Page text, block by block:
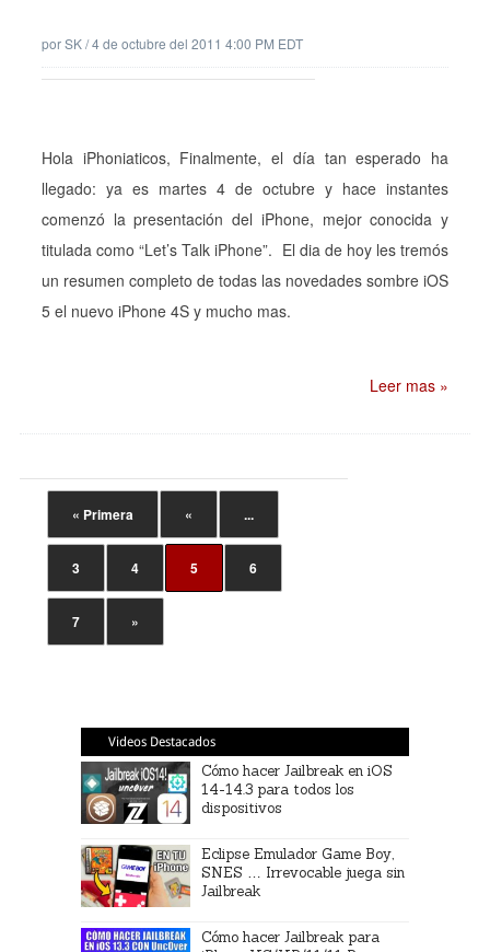
porSK/4 de octubre del 2011 4:00 PM EDT
Hola iPhoniaticos, Finalmente, el día tan esperado ha
llegado: ya es martes 4 de octubre y hace instantes
comenzó la presentación del iPhone, mejor conocida y
titulada como “Let’s Talk iPhone”. El dia de hoy les tremós
un resumen completo de todas las novedades sombre iOS
5 el nuevo iPhone 4S y mucho mas.
Leer mas »
« Primera « ...
3 4 5 6
7 »
Videos Destacados
Cómo hacer Jailbreak en iOS
14-14.3 para todos los
dispositivos
Eclipse Emulador Game Boy,
SNES … Irrevocable juega sin
Jailbreak
Cómo hacer Jailbreak para